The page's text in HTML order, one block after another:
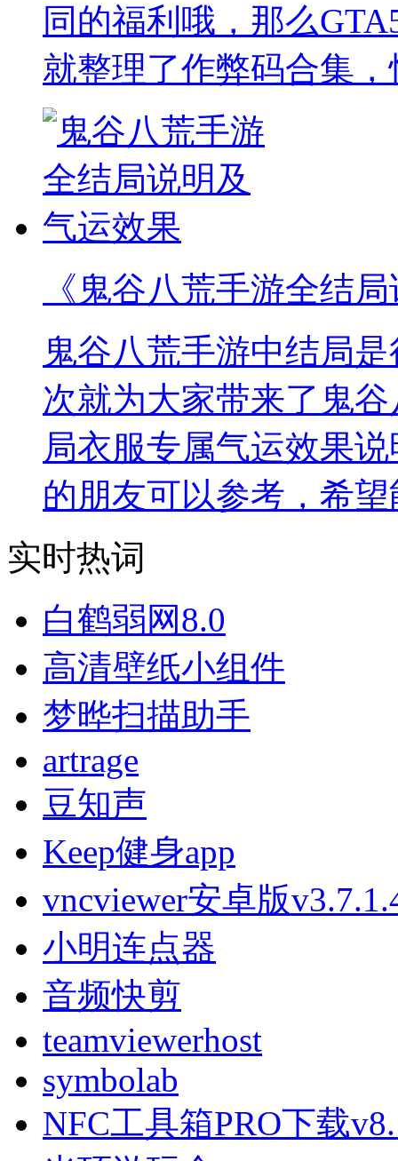
同的福利哦，那么
就整理了作弊码合集
《鬼谷八荒手游全结
鬼谷八荒手游中结局
次就为大家带来了鬼
局衣服专属气运效果
的朋友可以参考，希
实时热词
白鹤弱网8.0
高清壁纸小组件
梦晔扫描助手
artrage
豆知声
Keep健身app
vncviewer安卓版
小明连点器
音频快剪
teamviewerhost
symbolab
NFC工具箱PRO下载